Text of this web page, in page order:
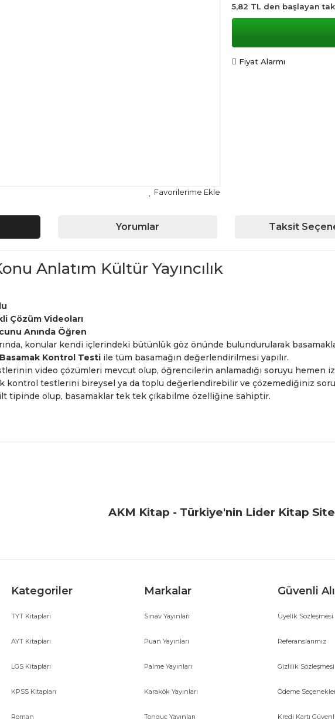
5,82 TL den başlayan
Fiyat Alarmı
Yorumlar Taksit
Anlatım Kültür Yayıncılık
Çözüm Videoları
Anında Öğren
konular kendi içlerindeki bütünlük göz önünde bulundurularak
Basamak Kontrol Testi ile tüm basamağın değerlendirilmesi yapılır.
video çözümleri mevcut olup, öğrencilerin anlamadığı soruyu hemen
kontrol testlerini bireysel ya da toplu değerlendirebilir ve çözemediğiniz
tipinde olup, basamaklar tek tek çıkabilme özelliğine sahiptir.
Yorum Yaz
AKM Kitap - Türkiye'nin Lider Kitap
Kategoriler
TYT Kitapları
AYT Kitapları
LGS Kitapları
KPSS Kitapları
Roman
Markalar
Sınav Yayınları
Puan Yayınları
Palme Yayınları
Karakök Yayınları
Tonguç Yayınları
Güvenli
Üyelik Sözleşmesi
Referanslarımız
Gizlilik Sözleşmesi
Ödeme
Kredi Kartı